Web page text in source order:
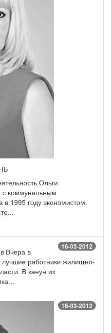
Ольги
с коммунальным
в 1995 году экономистом.
16-03-2012
Вчера в
работники жилищно-
В канун их
16-03-2012